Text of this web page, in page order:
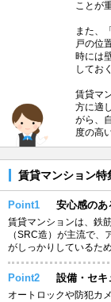
ことが
また、
戸の位
時には
してお
賃貸マ
方に適
がら、
度の高
賃貸マンション特
Point1 安心感のあ
賃貸マンションは、鉄
（SRC造）が主流で、
がしっかりしているた
Point2 設備・セキ
オートロックや防犯カ